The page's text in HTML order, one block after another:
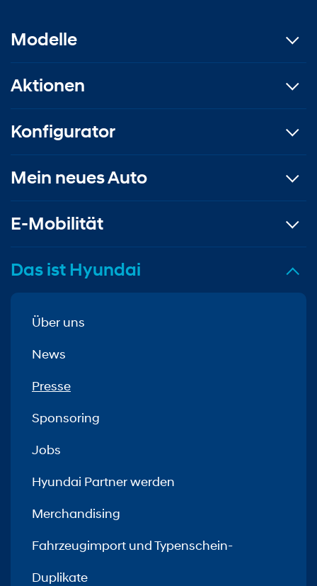
Modelle
Aktionen
Konfigurator
Mein neues Auto
E-Mobilität
Das ist Hyundai
Über uns
News
Presse
Sponsoring
Jobs
Hyundai Partner werden
Merchandising
Fahrzeugimport und Typenschein-
Duplikate